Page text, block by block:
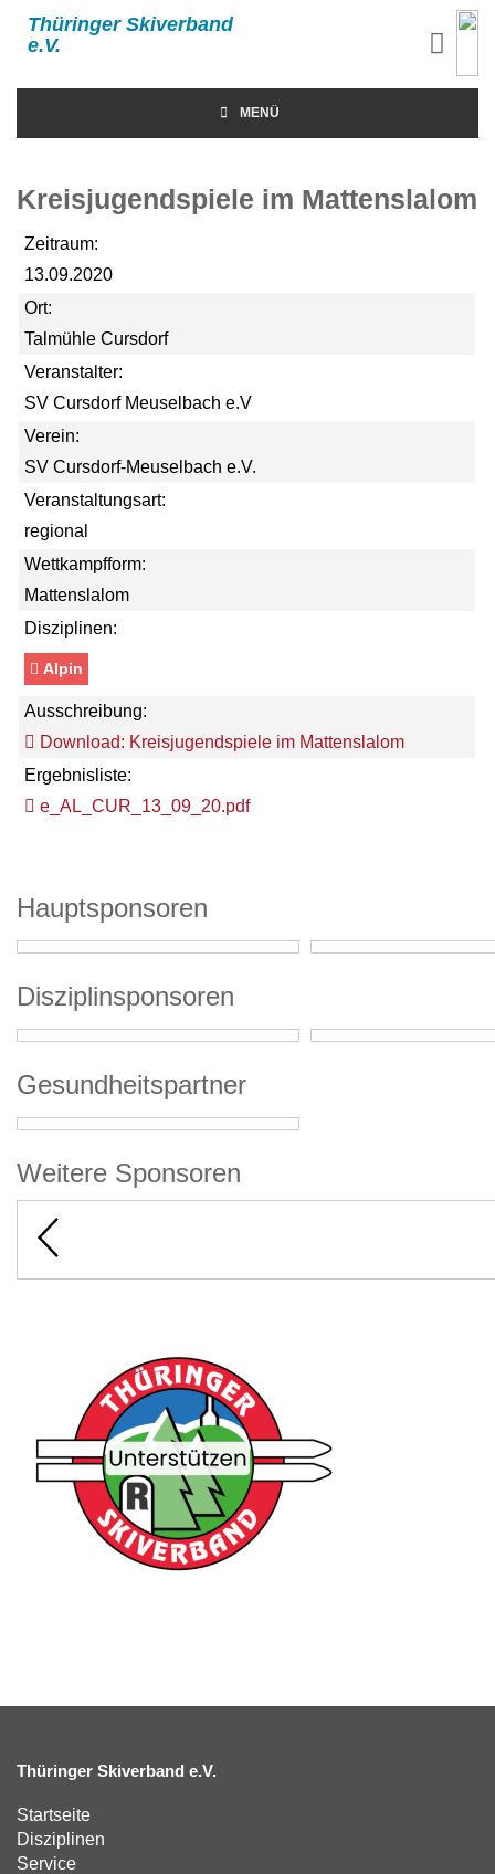
Thüringer Skiverband
e.V.
MENÜ
Kreisjugendspiele im Mattenslalom
Zeitraum:
13.09.2020
Ort:
Talmühle Cursdorf
Veranstalter:
SV Cursdorf Meuselbach e.V
Verein:
SV Cursdorf-Meuselbach e.V.
Veranstaltungsart:
regional
Wettkampfform:
Mattenslalom
Disziplinen:
Alpin
Ausschreibung:
Download: Kreisjugendspiele im Mattenslalom
Ergebnisliste:
e_AL_CUR_13_09_20.pdf
Hauptsponsoren
Disziplinsponsoren
Gesundheitspartner
Weitere Sponsoren
Thüringer Skiverband e.V.
Startseite
Disziplinen
Service